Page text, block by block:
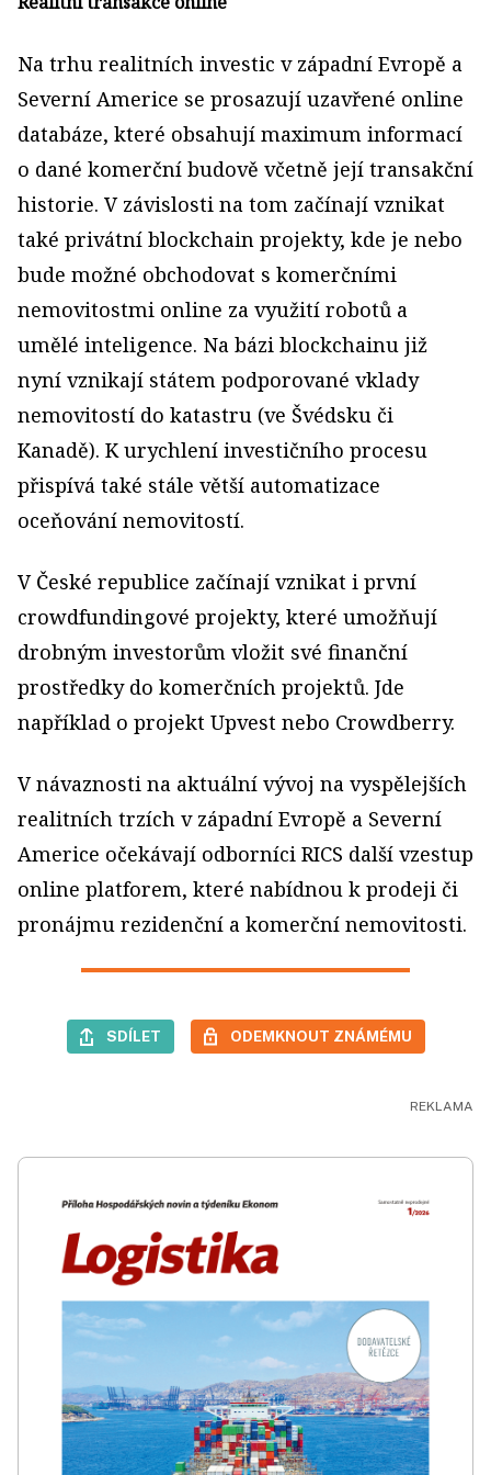
Na trhu realitních investic v západní Evropě a
Severní Americe se prosazují uzavřené online
databáze, které obsahují maximum informací
o dané komerční budově včetně její transakční
historie. V závislosti na tom začínají vznikat
také privátní blockchain projekty, kde je nebo
bude možné obchodovat s komerčními
nemovitostmi online za využití robotů a
umělé inteligence. Na bázi blockchainu již
nyní vznikají státem podporované vklady
nemovitostí do katastru (ve Švédsku či
Kanadě). K urychlení investičního procesu
přispívá také stále větší automatizace
oceňování nemovitostí.
V České republice začínají vznikat i první
crowdfundingové projekty, které umožňují
drobným investorům vložit své finanční
prostředky do komerčních projektů. Jde
například o projekt Upvest nebo Crowdberry.
V návaznosti na aktuální vývoj na vyspělejších
realitních trzích v západní Evropě a Severní
Americe očekávají odborníci RICS další vzestup
online platforem, které nabídnou k prodeji či
pronájmu rezidenční a komerční nemovitosti.
SDÍLET ODEMKNOUT ZNÁMÉMU